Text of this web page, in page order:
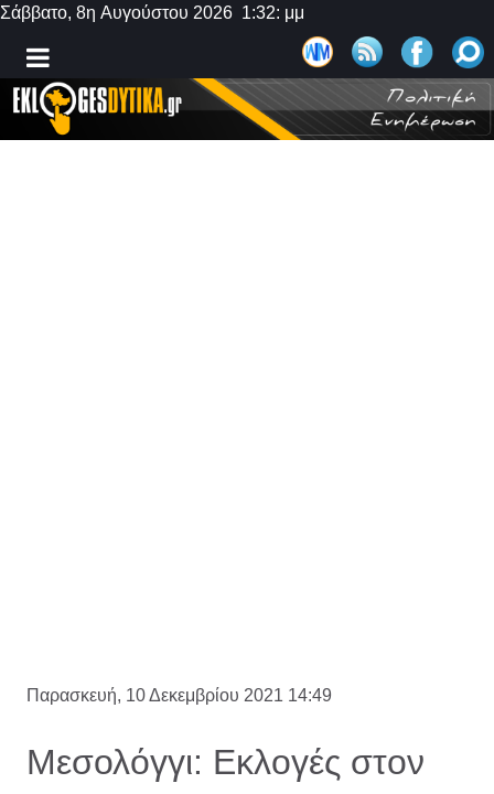
Σάββατο, 8η Αυγούστου 2026 1:32: μμ
Παρασκευή, 10 Δεκεμβρίου 2021 14:49
Μεσολόγγι: Εκλογές στον